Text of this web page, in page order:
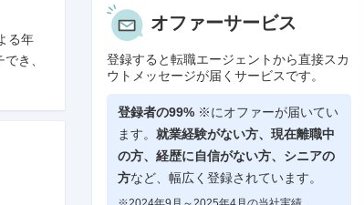
る年
き、
オファーサービス
登録すると転職エージェントから直接スカ
ウトメッセージが届くサービスです。
登録者の99% ※にオファーが届いてい
ます。 就業経験がない方、現在離職中
の方、 経歴に自信がない方、シニアの
方など、幅広く登録されています。